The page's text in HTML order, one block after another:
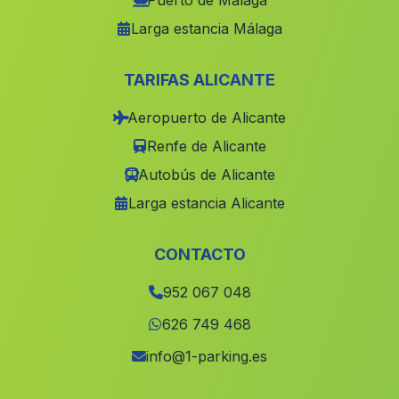
Cuevas de Lavaderas(Malaga)
Caserio La Parrilla(Malaga)
Pena del Hierro(Malaga)
Caserio Los Centenares(Malaga)
(Malaga)
(Malaga)
Larga estancia Málaga
TARIFAS ALICANTE
Aeropuerto de Alicante
Renfe de Alicante
Autobús de Alicante
Larga estancia Alicante
CONTACTO
952 067 048
626 749 468
info@1-parking.es